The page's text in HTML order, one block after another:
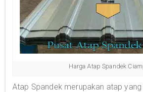
Harga Atap Spandek
Atap Spandek merupakan atap